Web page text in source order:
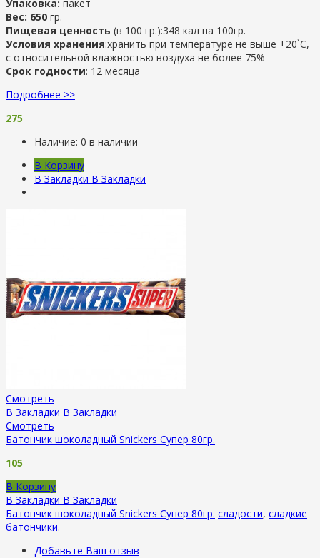
Упаковка: пакет
Вес: 650 гр.
Пищевая ценность (в 100 гр.):348 кал на 100гр.
Условия хранения:хранить при температуре не выше +20`С,
с относительной влажностью воздуха не более 75%
Срок годности: 12 месяца
Подробнее >>
275
Наличие: 0 в наличии
В Корзину
В Закладки В Закладки
Смотреть
В Закладки В Закладки
Смотреть
Батончик шоколадный Snickers Супер 80гр.
105
В Корзину
В Закладки В Закладки
Батончик шоколадный Snickers Супер 80гр. сладости, сладкие
батончики.
Добавьте Ваш отзыв